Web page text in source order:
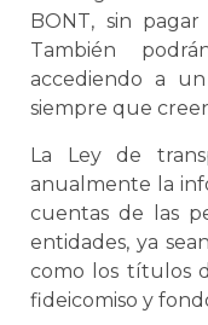
BONT, sin
También
accediendo a
siempre que
La Ley de
anualmente la
cuentas de las
entidades, ya
como los títulos
fideicomiso y